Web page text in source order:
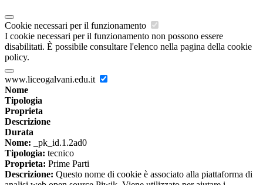
Cookie necessari per il funzionamento
I cookie necessari per il funzionamento non possono essere
disabilitati. È possibile consultare l'elenco nella pagina della cookie
policy.
www.liceogalvani.edu.it
Nome
Tipologia
Proprieta
Descrizione
Durata
Nome: _pk_id.1.2ad0
Tipologia: tecnico
Proprieta: Prime Parti
Descrizione: Questo nome di cookie è associato alla piattaforma di